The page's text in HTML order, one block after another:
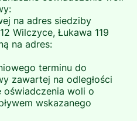
na adres siedziby
Wilczyce, Łukawa 119
na adres:
terminu do
zawartej na odległości
oświadczenia woli o
wskazanego